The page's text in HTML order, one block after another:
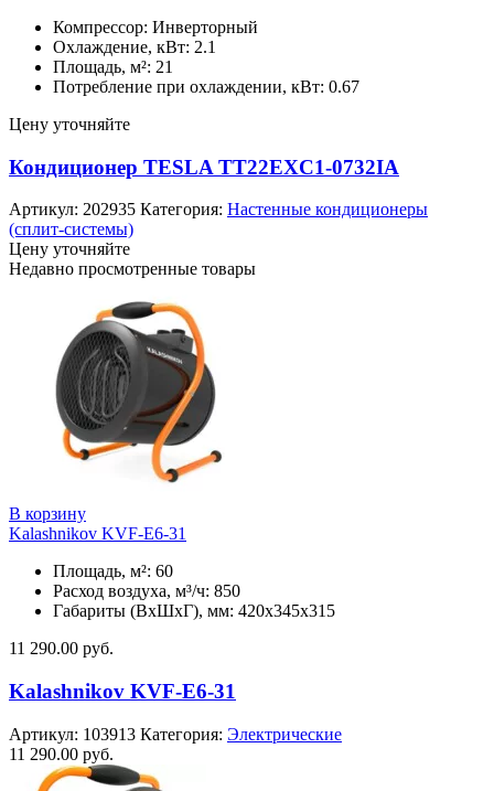
Компрессор: Инверторный
Охлаждение, кВт: 2.1
Площадь, м²: 21
Потребление при охлаждении, кВт: 0.67
Цену уточняйте
Кондиционер TESLA TT22EXC1-0732IA
Артикул: 202935 Категория: Настенные кондиционеры
(сплит-системы)
Цену уточняйте
Недавно просмотренные товары
В корзину
Kalashnikov KVF-E6-31
Площадь, м²: 60
Расход воздуха, м³/ч: 850
Габариты (ВхШхГ), мм: 420x345x315
11 290.00 руб.
Kalashnikov KVF-E6-31
Артикул: 103913 Категория: Электрические
11 290.00 руб.